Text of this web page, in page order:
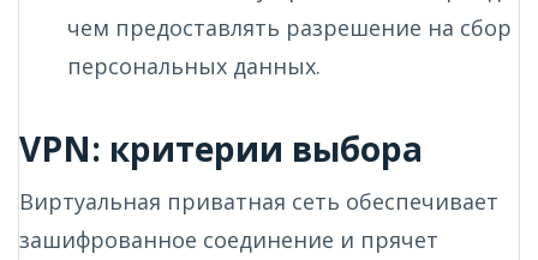
чем предоставлять разрешение на сбор
персональных данных.
VPN: критерии выбора
Виртуальная приватная сеть обеспечивает
зашифрованное соединение и прячет